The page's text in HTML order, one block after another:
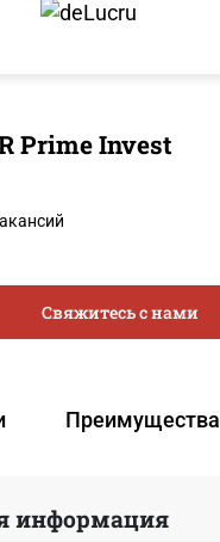
Prime Invest
Преимущества
Свяжитесь с нами
информация